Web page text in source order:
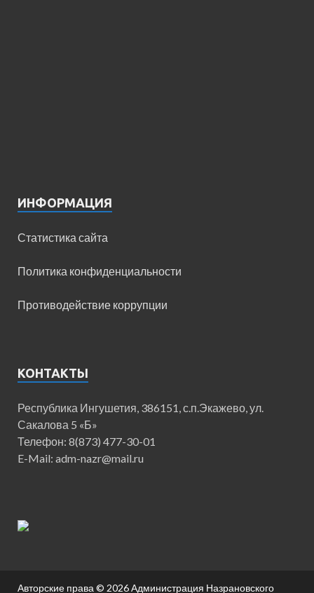
ИНФОРМАЦИЯ
Статистика сайта
Политика конфиденциальности
Противодействие коррупции
КОНТАКТЫ
Республика Ингушетия, 386151, с.п.Экажево, ул.
Сакалова 5 «Б»
Телефон: 8(873) 477-30-01
E-Mail: adm-nazr@mail.ru
Авторские права © 2026Администрация Назрановского